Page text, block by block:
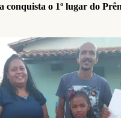
conquista o 1º lugar do